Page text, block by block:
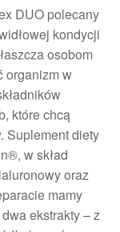
DUO polecany
kondycji
osobom
organizm w
które chcą
Suplement diety
w skład
oraz
mamy
ekstrakty – z